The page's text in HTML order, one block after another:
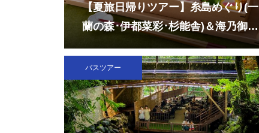
【夏旅日帰りツアー】糸島めぐり(一
蘭の森･伊都菜彩･杉能舎)＆海乃御馳
走「玄海灘ちらし重」ランチ
バスツアー